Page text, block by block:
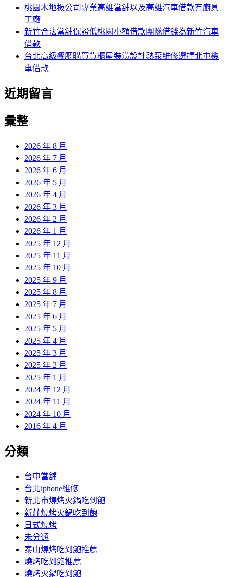
桃園木地板公司專業高雄當舖以及高雄汽車借款有廚具
工廠
新竹合法當舖保證低桃園小額借款團隊借錢為新竹汽車
借款
台北高級餐廳購買貨櫃屋裝潢設計熱泵維修選擇北屯機
車借款
近期留言
彙整
2026 年 8 月
2026 年 7 月
2026 年 6 月
2026 年 5 月
2026 年 4 月
2026 年 3 月
2026 年 2 月
2026 年 1 月
2025 年 12 月
2025 年 11 月
2025 年 10 月
2025 年 9 月
2025 年 8 月
2025 年 7 月
2025 年 6 月
2025 年 5 月
2025 年 4 月
2025 年 3 月
2025 年 2 月
2025 年 1 月
2024 年 12 月
2024 年 11 月
2024 年 10 月
2016 年 4 月
分類
台中當舖
台北iphone維修
新北市燒烤火鍋吃到飽
新莊燒烤火鍋吃到飽
日式燒烤
未分類
泰山燒烤吃到飽推薦
燒烤吃到飽推薦
燒烤火鍋吃到飽